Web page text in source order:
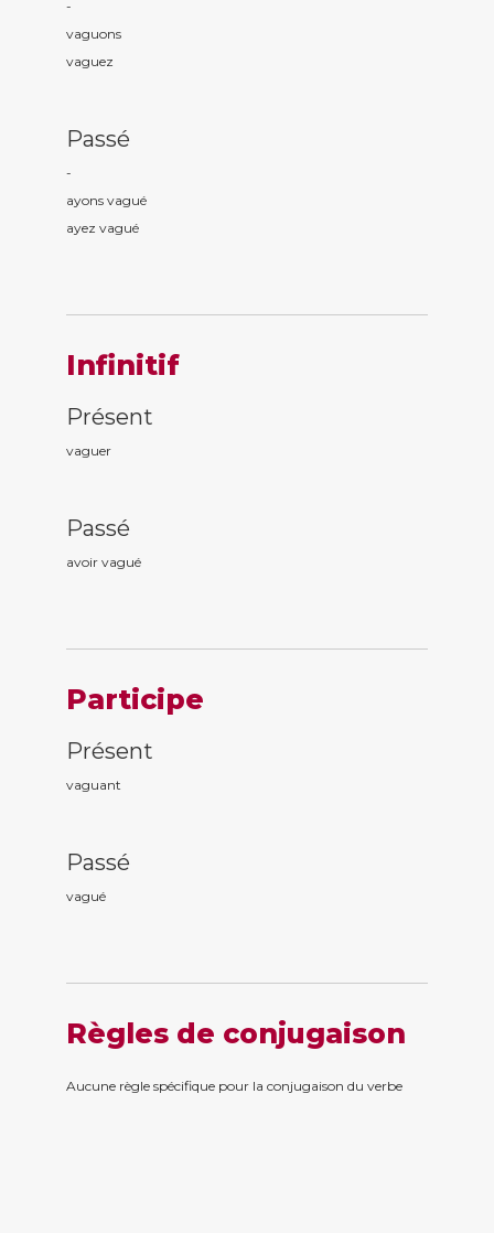
-
vaguons
vaguez
Passé
-
ayons vagué
ayez vagué
Infinitif
Présent
vaguer
Passé
avoir vagué
Participe
Présent
vaguant
Passé
vagué
Règles de conjugaison
Aucune règle spécifique pour la conjugaison du verbe